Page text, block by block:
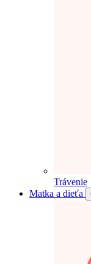
Trávenie
Matka a dieťa